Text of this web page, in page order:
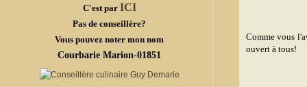
C'est par ICI
Pas de conseillère?
Vous pouvez noter mon nom
Courbarie Marion-01851
Comme vous
ouvert à tous!